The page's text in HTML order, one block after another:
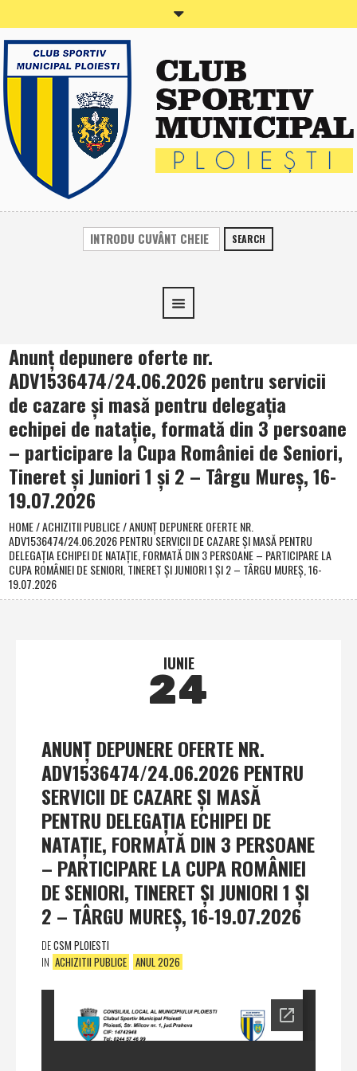
SEARCH
Anunţ depunere oferte nr.
ADV1536474/24.06.2026 pentru servicii
de cazare şi masă pentru delegaţia
echipei de nataţie, formată din 3 persoane
– participare la Cupa României de Seniori,
Tineret şi Juniori 1 şi 2 – Târgu Mureş, 16-
19.07.2026
HOME/ACHIZITII PUBLICE/ANUNŢ DEPUNERE OFERTE NR.
ADV1536474/24.06.2026 PENTRU SERVICII DE CAZARE ŞI MASĂ PENTRU
DELEGAŢIA ECHIPEI DE NATAŢIE, FORMATĂ DIN 3 PERSOANE – PARTICIPARE LA
CUPA ROMÂNIEI DE SENIORI, TINERET ŞI JUNIORI 1 ŞI 2 – TÂRGU MUREŞ, 16-
19.07.2026
IUNIE
24
ANUNŢ DEPUNERE OFERTE NR.
ADV1536474/24.06.2026 PENTRU
SERVICII DE CAZARE ŞI MASĂ
PENTRU DELEGAŢIA ECHIPEI DE
NATAŢIE, FORMATĂ DIN 3 PERSOANE
– PARTICIPARE LA CUPA ROMÂNIEI
DE SENIORI, TINERET ŞI JUNIORI 1 ŞI
2 – TÂRGU MUREŞ, 16-19.07.2026
DECSM PLOIESTI
IN ACHIZITII PUBLICE ANUL 2026